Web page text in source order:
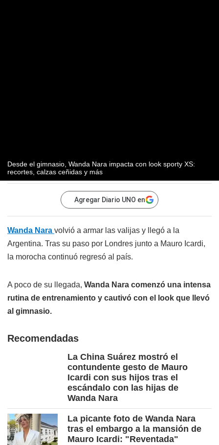
Desde el gimnasio, Wanda Nara impacta con look sporty XS:
recortes, calzas ceñidas y más
Agregar Diario UNO en
Wanda Nara volvió a armar las valijas y llegó a la
Argentina. Tras su paso por Londres junto a Mauro Icardi,
la morocha continuó regresó al país.
A poco de su llegada, Wanda Nara comenzó una intensa
rutina de entrenamiento y cautivó con el look que llevó
al gimnasio.
Recomendadas
La China Suárez mostró el
contundente gesto de Mauro
Icardi con sus hijos tras el
escándalo con las hijas de
Wanda Nara
La picante foto de Wanda Nara
tras el embargo a la mansión de
Mauro Icardi: "Reventada"